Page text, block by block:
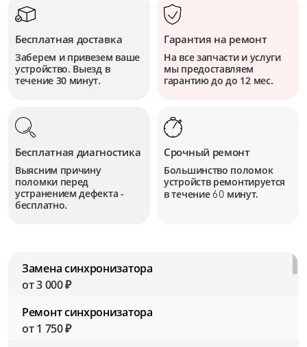
Бесплатная доставка
Заберем и привезем ваше
устройство. Выезд в
течение 30 минут.
Гарантия на ремонт
На все запчасти и услуги
мы предоставляем
гарантию до до 12 мес.
Бесплатная диагностика
Выясним причину
поломки перед
устранением дефекта -
бесплатно.
Срочный ремонт
Большинство поломок
устройств ремонтируется
в течение60 минут.
Замена синхронизатора
от 3 000 ₽
Ремонт синхронизатора
от 1 750 ₽